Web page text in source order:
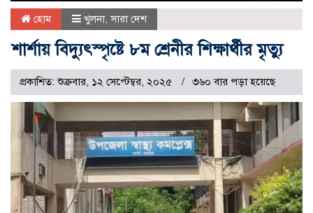
হোম খুলনা,সারা দেশ
শার্শায় বিদ্যুৎস্পৃষ্টে ৮ম শ্রেনীর শিক্ষার্থীর মৃত্যু
প্রকাশিত: শুক্রবার, ১২ সেপ্টেম্বর, ২০২৫ ৩৬০ বার পড়া হয়েছে